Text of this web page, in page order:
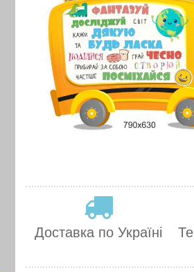
Доставка по Україні